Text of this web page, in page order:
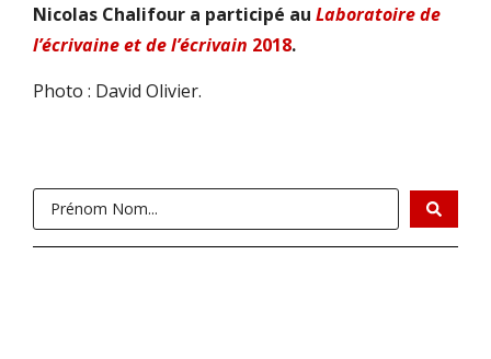
Nicolas Chalifour a participé au Laboratoire de
l’écrivaine et de l’écrivain 2018.
Photo : David Olivier.